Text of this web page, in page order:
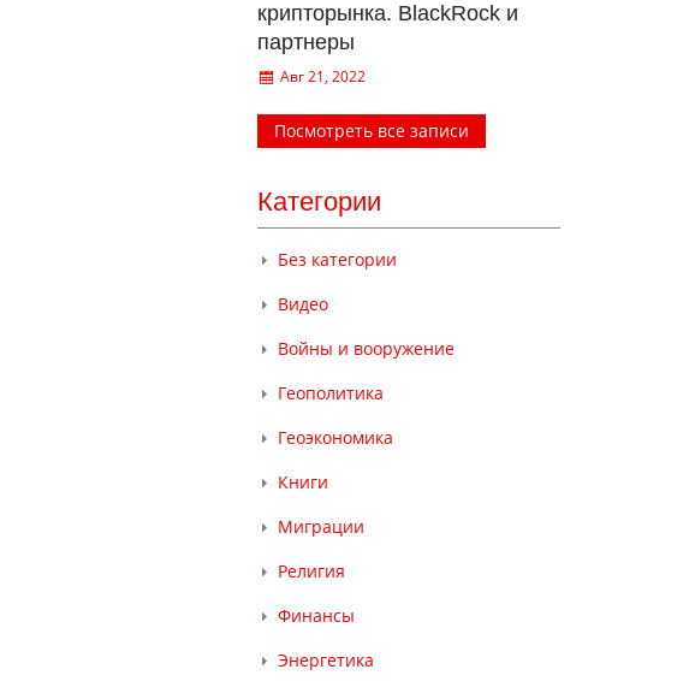
крипторынка. BlackRock и
партнеры
Авг 21, 2022
Посмотреть все записи
Категории
Без категории
Видео
Войны и вооружение
Геополитика
Геоэкономика
Книги
Миграции
Религия
Финансы
Энергетика